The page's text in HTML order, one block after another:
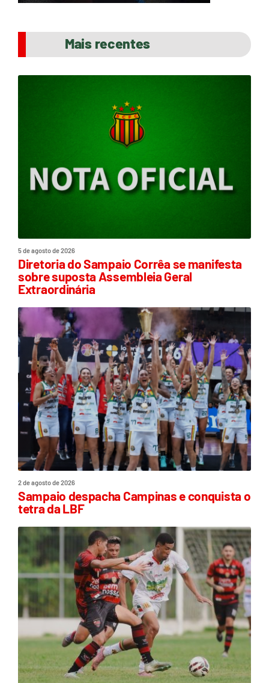
Mais recentes
5 de agosto de 2026
Diretoria do Sampaio Corrêa se manifesta
sobre suposta Assembleia Geral
Extraordinária
2 de agosto de 2026
Sampaio despacha Campinas e conquista o
tetra da LBF